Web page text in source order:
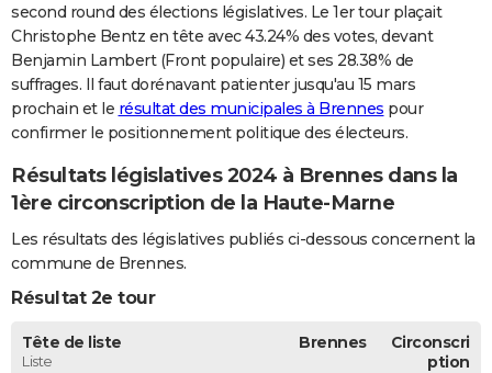
Dictionnaire
Biographies
Citations
Expressions
Proverbes
PROGRAMME TV
COPAINS D'AVANT
S'inscrire
Se connecter
Lycées
Collèges
Primaires
Universités
Entreprises
Service militaire
Avis de recherche
AVIS DE DÉCÈS
second round des élections législatives. Le 1er tour plaçait
Christophe Bentz en tête avec 43.24% des votes, devant
Benjamin Lambert (Front populaire) et ses 28.38% de
suffrages. Il faut dorénavant patienter jusqu'au 15 mars
prochain et le résultat des municipales à Brennes pour
confirmer le positionnement politique des électeurs.
Résultats législatives 2024 à Brennes dans la
1ère circonscription de la Haute-Marne
Les résultats des législatives publiés ci-dessous concernent la
commune de Brennes.
Résultat 2e tour
Tête de liste
Liste
Brennes
Circonscri
ption